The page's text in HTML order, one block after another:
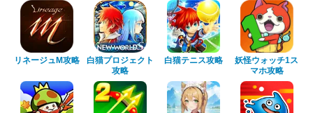
リネージュM攻略
白猫プロジェクト
攻略
白猫テニス攻略
妖怪ウォッチ1ス
マホ攻略